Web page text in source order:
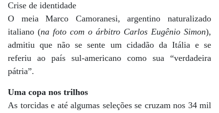
Crise de identidade
O meia Marco Camoranesi, argentino naturalizado
italiano (na foto com o árbitro Carlos Eugênio Simon),
admitiu que não se sente um cidadão da Itália e se
referiu ao país sul-americano como sua “verdadeira
pátria”.
Uma copa nos trilhos
As torcidas e até algumas seleções se cruzam nos 34 mil